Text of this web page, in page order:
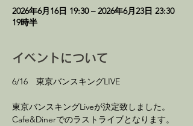
2026年6月16日 19:30 – 2026年6月23日 23:30
19時半
イベントについて
6/16　東京バンスキングLIVE
東京バンスキングLiveが決定致しました。
Cafe&Dinerでのラストライブとなります。